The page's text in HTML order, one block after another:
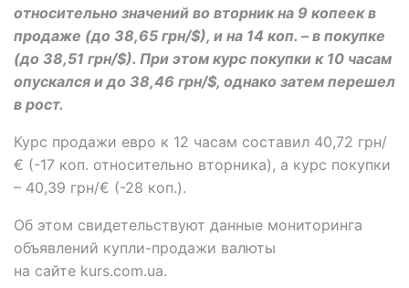
относительно значений во вторник на 9 копеек в
продаже (до 38,65 грн/$), и на 14 коп. – в покупке
(до 38,51 грн/$). При этом курс покупки к 10 часам
опускался и до 38,46 грн/$, однако затем перешел
в рост.
Курс продажи евро к 12 часам составил 40,72 грн/
€ (-17 коп. относительно вторника), а курс покупки
– 40,39 грн/€ (-28 коп.).
Об этом свидетельствуют данные мониторинга
объявлений купли-продажи валюты
на сайте kurs.com.ua.